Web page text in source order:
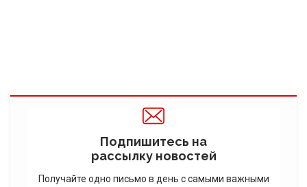
Подпишитесь на
рассылку новостей
Получайте одно письмо в день с самыми важными